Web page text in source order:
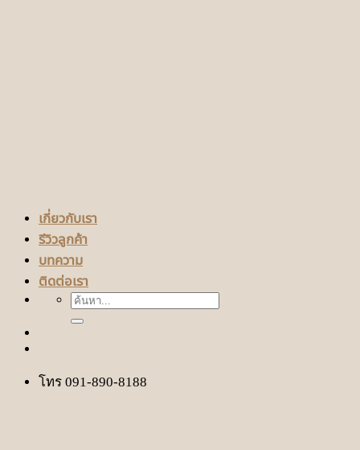
เกี่ยวกับเรา
รีวิวลูกค้า
บทความ
ติดต่อเรา
ค้นหา:
โทร 091-890-8188